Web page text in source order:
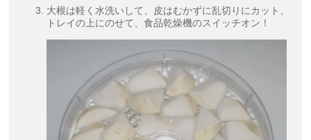
大根は軽く水洗いして、皮はむかずに乱切りにカット、
トレイの上にのせて、食品乾燥機のスイッチオン！